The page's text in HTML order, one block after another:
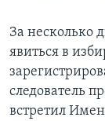
За несколько
явиться в
следователь
встретил